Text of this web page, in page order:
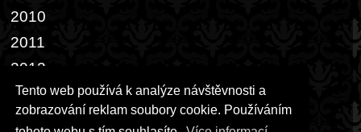
Tento web používá k analýze návštěvnosti a
zobrazování reklam soubory cookie. Používáním
2010
2011
2012
2013
2014-02-28 - Dveře III.